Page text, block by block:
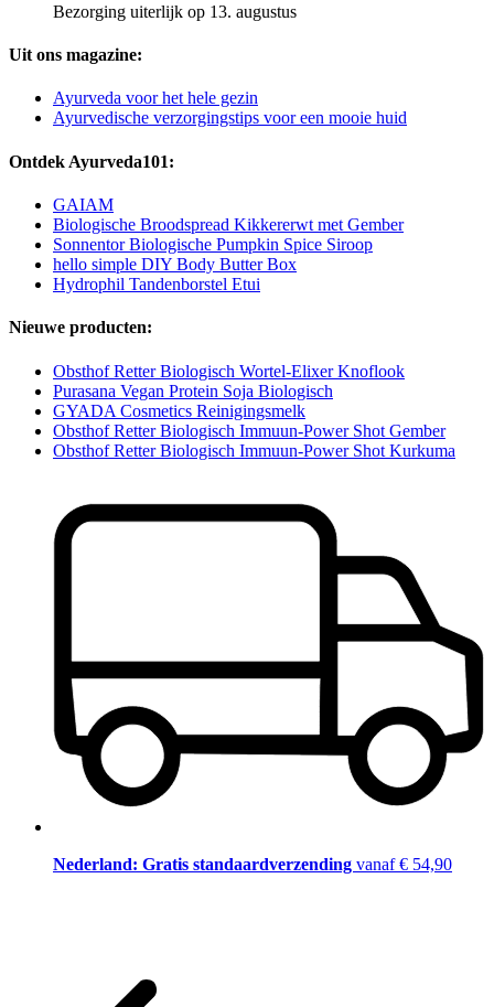
Bezorging uiterlijk op 13. augustus
Uit ons magazine:
Ayurveda voor het hele gezin
Ayurvedische verzorgingstips voor een mooie huid
Ontdek Ayurveda101:
GAIAM
Biologische Broodspread Kikkererwt met Gember
Sonnentor Biologische Pumpkin Spice Siroop
hello simple DIY Body Butter Box
Hydrophil Tandenborstel Etui
Nieuwe producten:
Obsthof Retter Biologisch Wortel-Elixer Knoflook
Purasana Vegan Protein Soja Biologisch
GYADA Cosmetics Reinigingsmelk
Obsthof Retter Biologisch Immuun-Power Shot Gember
Obsthof Retter Biologisch Immuun-Power Shot Kurkuma
Nederland: Gratis standaardverzending vanaf € 54,90